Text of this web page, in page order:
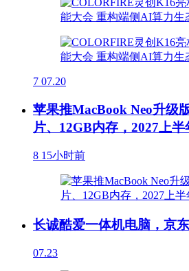
7 07.20
苹果推MacBook Neo升级
片、12GB内存，2027上半
8 15小时前
长诚酷爱一体机电脑，京
07.23